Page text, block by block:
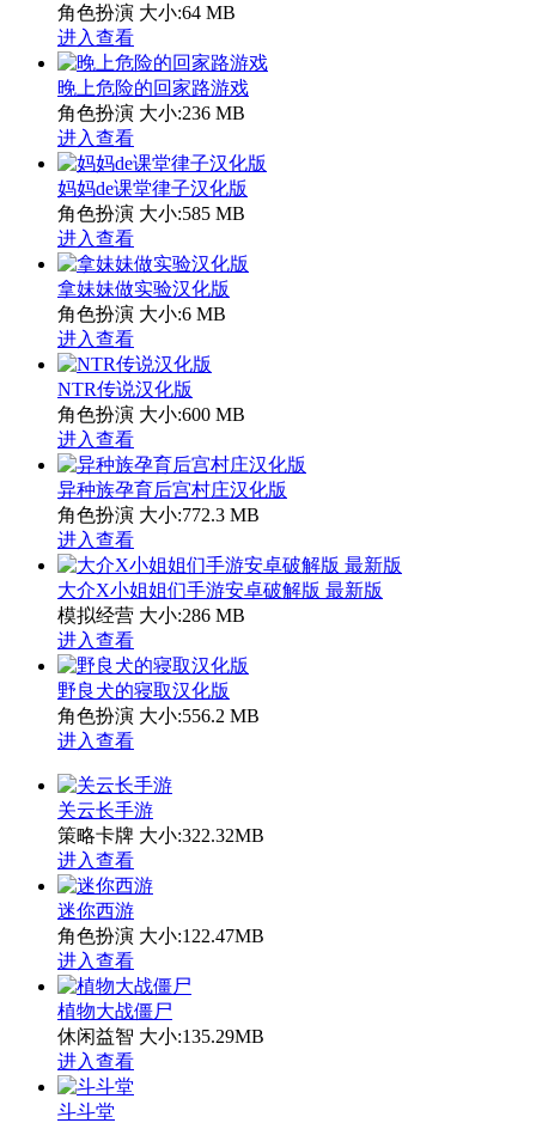
角色扮演 大小:64 MB
进入查看
晚上危险的回家路游戏
角色扮演 大小:236 MB
进入查看
妈妈de课堂律子汉化版
角色扮演 大小:585 MB
进入查看
拿妹妹做实验汉化版
角色扮演 大小:6 MB
进入查看
NTR传说汉化版
角色扮演 大小:600 MB
进入查看
异种族孕育后宫村庄汉化版
角色扮演 大小:772.3 MB
进入查看
大介X小姐姐们手游安卓破解版 最新版
模拟经营 大小:286 MB
进入查看
野良犬的寝取汉化版
角色扮演 大小:556.2 MB
进入查看
关云长手游
策略卡牌 大小:322.32MB
进入查看
迷你西游
角色扮演 大小:122.47MB
进入查看
植物大战僵尸
休闲益智 大小:135.29MB
进入查看
斗斗堂